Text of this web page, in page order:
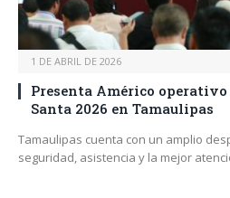
1 DE ABRIL DE 2026
Presenta Américo
Santa 2026 en Tamaulipas
Tamaulipas cuenta con un amplio
seguridad, asistencia y la mejor